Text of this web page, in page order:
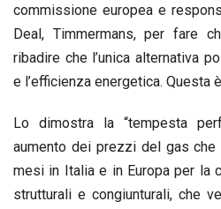
commissione europea e
Deal, Timmermans, per fare
ribadire che l’unica alternativa
e l’efficienza energetica. Questa
Lo dimostra la “tempesta
aumento dei prezzi del gas
mesi in Italia e in Europa per la
strutturali e congiunturali, che